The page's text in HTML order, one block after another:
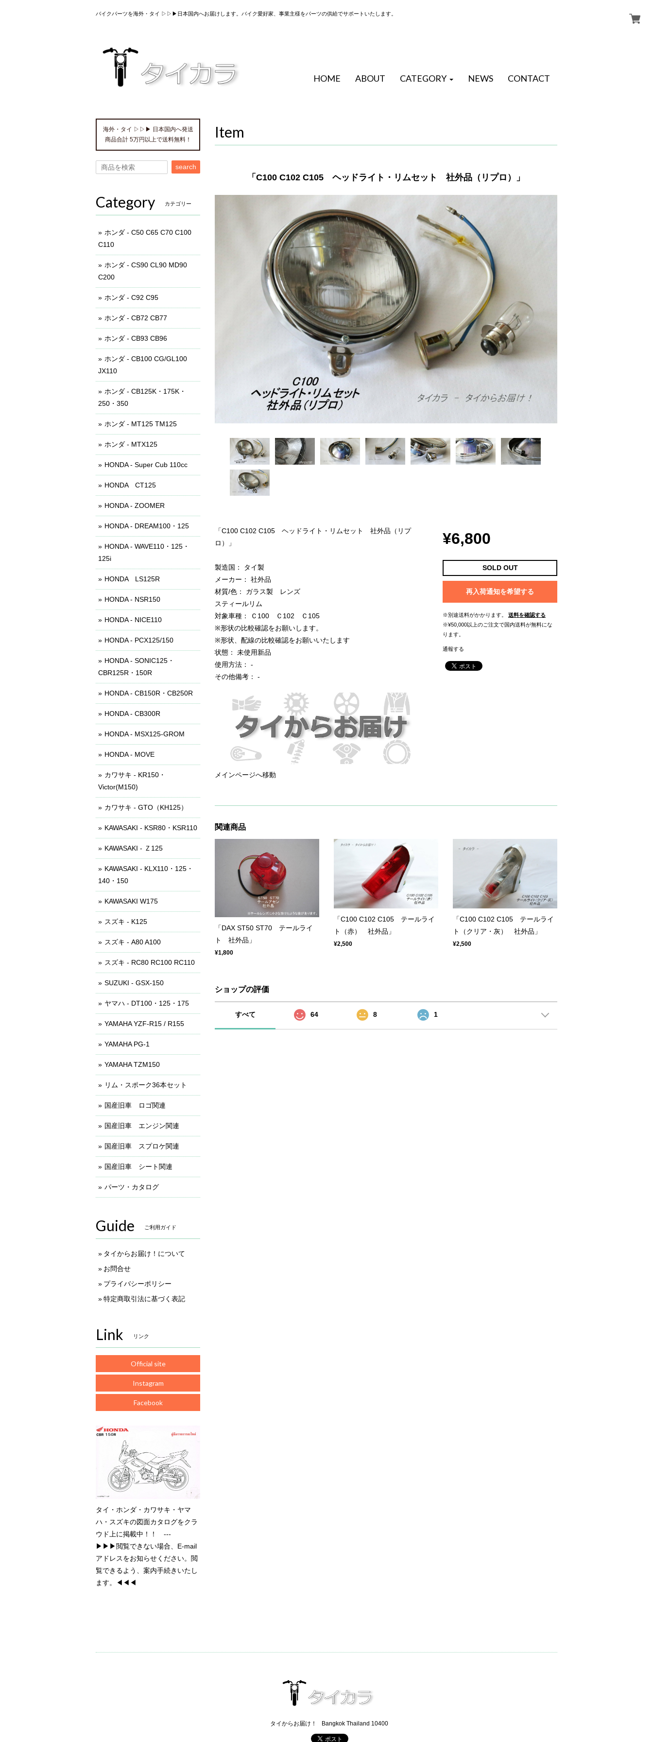
バイクパーツを海外・タイ ▷▷▶日本国内へお届けします。バイク愛好家、事業主様をパーツの供給でサポートいたします。
HOME ABOUT CATEGORY NEWS CONTACT
Item
「C100 C102 C105 ヘッドライト・リムセット 社外品（リプロ）」
「C100 C102 C105 ヘッドライト・リムセット 社外品（リプ
ロ）」
製造国： タイ製
メーカー： 社外品
材質/色： ガラス製 レンズ
スティールリム
対象車種： Ｃ100 Ｃ102 Ｃ105
※形状の比較確認をお願いします。
※形状、配線の比較確認をお願いいたします
状態： 未使用新品
使用方法： -
その他備考： -
メインページへ移動
¥6,800
SOLD OUT
再入荷通知を希望する
※別途送料がかかります。
送料を確認する
※¥50,000以上のご注文で国内送料が無料にな
ります。
通報する
関連商品
「DAX ST50 ST70 テールライ
ト 社外品」
¥1,800
「C100 C102 C105 テールライ
ト（赤） 社外品」
¥2,500
「C100 C102 C105 テールライ
ト（クリア・灰） 社外品」
¥2,500
ショップの評価
すべて 64 8 1
海外・タイ ▷▷▶ 日本国内へ発送
商品合計 5万円以上で送料無料！
search
Category カテゴリー
ホンダ - C50 C65 C70 C100
C110
ホンダ - CS90 CL90 MD90
C200
ホンダ - C92 C95
ホンダ - CB72 CB77
ホンダ - CB93 CB96
ホンダ - CB100 CG/GL100
JX110
ホンダ - CB125K・175K・
250・350
ホンダ - MT125 TM125
ホンダ - MTX125
HONDA - Super Cub 110cc
HONDA CT125
HONDA - ZOOMER
HONDA - DREAM100・125
HONDA - WAVE110・125・
125i
HONDA LS125R
HONDA - NSR150
HONDA - NICE110
HONDA - PCX125/150
HONDA - SONIC125・
CBR125R・150R
HONDA - CB150R・CB250R
HONDA - CB300R
HONDA - MSX125-GROM
HONDA - MOVE
カワサキ - KR150・
Victor(M150)
カワサキ - GTO（KH125）
KAWASAKI - KSR80・KSR110
KAWASAKI - Ｚ125
KAWASAKI - KLX110・125・
140・150
KAWASAKI W175
スズキ - K125
スズキ - A80 A100
スズキ - RC80 RC100 RC110
SUZUKI - GSX-150
ヤマハ - DT100・125・175
YAMAHA YZF-R15 / R155
YAMAHA PG-1
YAMAHA TZM150
リム・スポーク36本セット
国産旧車 ロゴ関連
国産旧車 エンジン関連
国産旧車 スプロケ関連
国産旧車 シート関連
パーツ・カタログ
Guide ご利用ガイド
タイからお届け！について
お問合せ
プライバシーポリシー
特定商取引法に基づく表記
Link リンク
Official site
Instagram
Facebook
タイ・ホンダ・カワサキ・ヤマ
ハ・スズキの図面カタログをクラ
ウド上に掲載中！！ ---
▶▶▶閲覧できない場合、E-mail
アドレスをお知らせください。閲
覧できるよう、案内手続きいたし
ます。◀◀◀
タイからお届け！ Bangkok Thailand 10400